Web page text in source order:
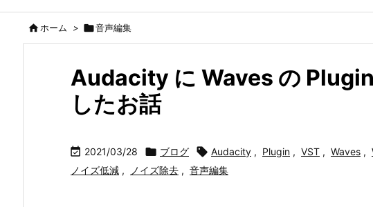
ホーム > 音声編集
Audacity に Waves の
したお話
 2021/03/28  ブログ  Audacity , Plugin , VST , Waves ,
ノイズ低減 , ノイズ除去 , 音声編集